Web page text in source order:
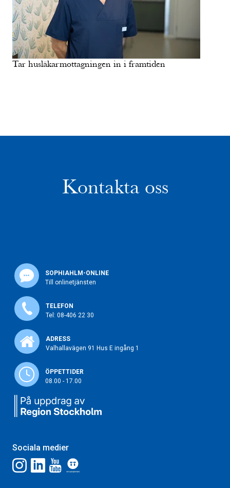
Tar husläkarmottagningen in i framtiden
Kontakta oss
SOPHIAHLM-ONLINE
Till onlinetjänsten
TELEFON
Tel: 08-406 22 30
ADRESS
Valhallavägen 91 Hus E ingång 1
ÖPPETTIDER
08.00 - 17.00
Sociala medier